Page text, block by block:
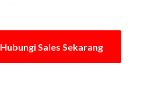
Hubungi Sales Sekarang